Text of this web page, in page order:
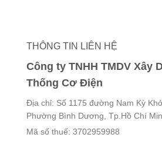
THÔNG TIN LIÊN HỆ
Công ty TNHH TMDV Xây
Thống Cơ Điện
Địa chỉ: Số 1175 đường Nam Kỳ
Phường Bình Dương, Tp.Hồ Chí
Mã số thuế: 3702959988